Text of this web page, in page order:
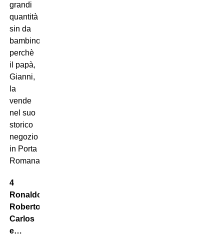
grandi
quantità
sin da
bambino
perchè
il papà,
Gianni,
la
vende
nel suo
storico
negozio
in Porta
Romana!
4
Ronaldo,
Roberto
Carlos
e…